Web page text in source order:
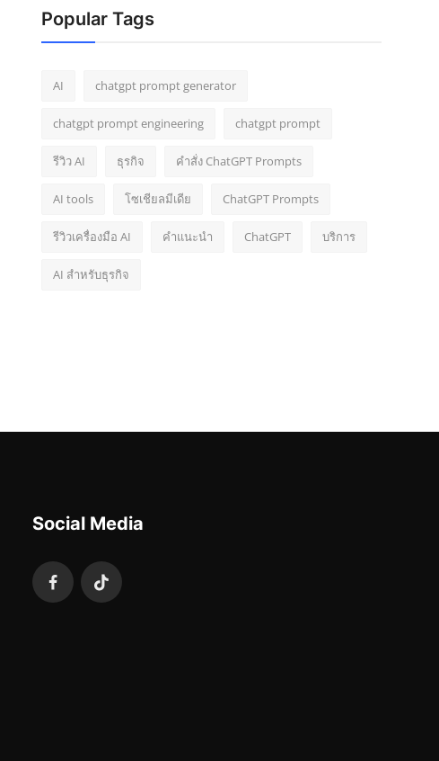
Popular Tags
AI chatgpt prompt generator
chatgpt prompt engineering chatgpt prompt
รีวิว AI ธุรกิจ คำสั่ง ChatGPT Prompts
AI tools โซเชียลมีเดีย ChatGPT Prompts
รีวิวเครื่องมือ AI คำแนะนำ ChatGPT บริการ
AI สำหรับธุรกิจ
Social Media